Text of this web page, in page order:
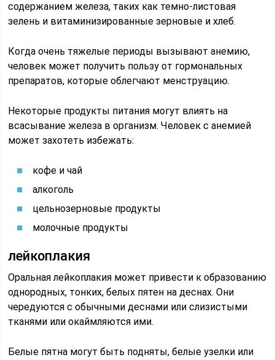
содержанием железа, таких как темно-листовая
зелень и витаминизированные зерновые и хлеб.
Когда очень тяжелые периоды вызывают анемию,
человек может получить пользу от гормональных
препаратов, которые облегчают менструацию.
Некоторые продукты питания могут влиять на
всасывание железа в организм. Человек с анемией
может захотеть избежать:
кофе и чай
алкоголь
цельнозерновые продукты
молочные продукты
лейкоплакия
Оральная лейкоплакия может привести к образованию
однородных, тонких, белых пятен на деснах. Они
чередуются с обычными деснами или слизистыми
тканями или окаймляются ими.
Белые пятна могут быть подняты, белые узелки или